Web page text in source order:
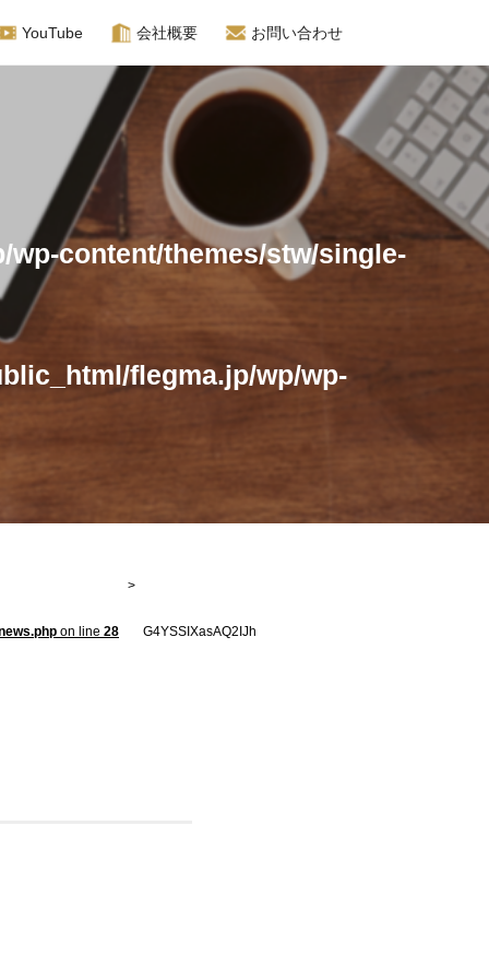
ン相談
YouTube 会社概要 お問い合わせ
wp-content/themes/stw/single-
flegma.jp/wp/wp-
on line 28 G4YSSIXasAQ2IJh